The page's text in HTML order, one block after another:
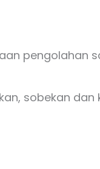
pengolahan
sobekan dan